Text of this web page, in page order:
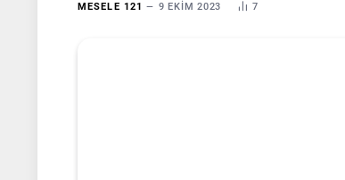
MESELE 121 9 EKIM 2023 7